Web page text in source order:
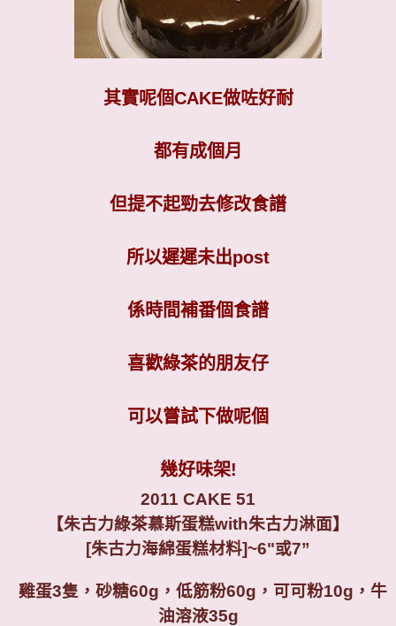
其實呢個CAKE做咗好耐
都有成個月
但提不起勁去修改食譜
所以遲遲未出post
係時間補番個食譜
喜歡綠茶的朋友仔
可以嘗試下做呢個
幾好味架!
2011 CAKE 51
【朱古力綠茶慕斯蛋糕with朱古力淋面】
[朱古力海綿蛋糕材料]~6"或7”
雞蛋3隻，砂糖60g ，低筋粉60g ，可可粉10g ，牛
油溶液35g